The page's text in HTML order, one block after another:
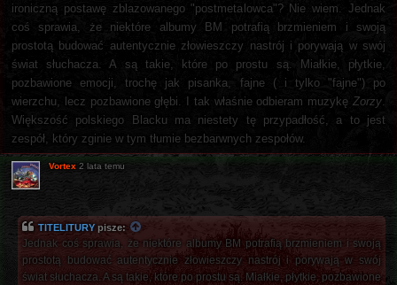
ironiczną postawę zblazowanego "postmetalowca"? Nie wiem. Jednak
coś sprawia, że niektóre albumy BM potrafią brzmieniem i swoją
prostotą budować autentycznie złowieszczy nastrój i porywają w swój
świat słuchacza. A są takie, które po prostu są. Miałkie, płytkie,
pozbawione emocji, trochę jak pisanka, fajne ( i tylko "fajne") po
wierzchu, lecz pozbawione głębi. I tak właśnie odbieram muzykę Zorzy.
Większość polskiego Blacku ma niestety tę przypadłość, a to jest
zespół, który zginie w tym tłumie bezbarwnych zespołów.
Vortex 2 lata temu
TITELITURY pisze:
Jednak coś sprawia, że niektóre albumy BM potrafią brzmieniem i swoją
prostotą budować autentycznie złowieszczy nastrój i porywają w swój
świat słuchacza. A są takie, które po prostu są. Miałkie, płytkie, pozbawione